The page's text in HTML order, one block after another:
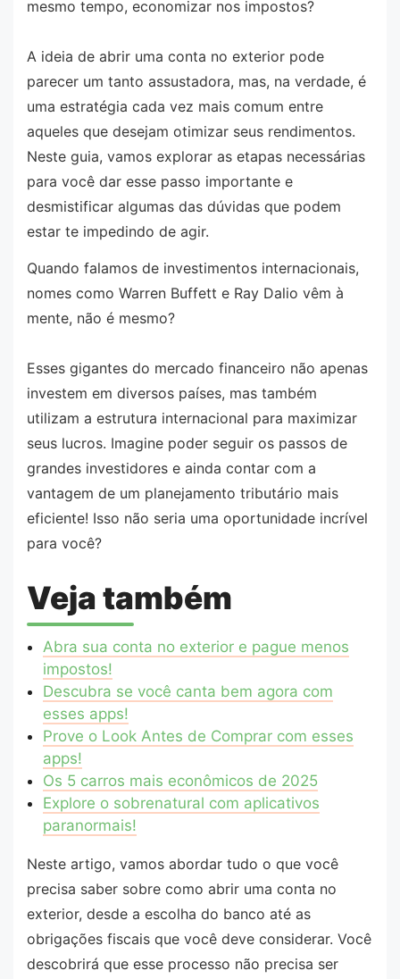
mesmo tempo, economizar nos impostos?
A ideia de abrir uma conta no exterior pode
parecer um tanto assustadora, mas, na verdade, é
uma estratégia cada vez mais comum entre
aqueles que desejam otimizar seus rendimentos.
Neste guia, vamos explorar as etapas necessárias
para você dar esse passo importante e
desmistificar algumas das dúvidas que podem
estar te impedindo de agir.
Quando falamos de investimentos internacionais,
nomes como Warren Buffett e Ray Dalio vêm à
mente, não é mesmo?
Esses gigantes do mercado financeiro não apenas
investem em diversos países, mas também
utilizam a estrutura internacional para maximizar
seus lucros. Imagine poder seguir os passos de
grandes investidores e ainda contar com a
vantagem de um planejamento tributário mais
eficiente! Isso não seria uma oportunidade incrível
para você?
Veja também
Abra sua conta no exterior e pague menos
impostos!
Descubra se você canta bem agora com
esses apps!
Prove o Look Antes de Comprar com esses
apps!
Os 5 carros mais econômicos de 2025
Explore o sobrenatural com aplicativos
paranormais!
Neste artigo, vamos abordar tudo o que você
precisa saber sobre como abrir uma conta no
exterior, desde a escolha do banco até as
obrigações fiscais que você deve considerar. Você
descobrirá que esse processo não precisa ser